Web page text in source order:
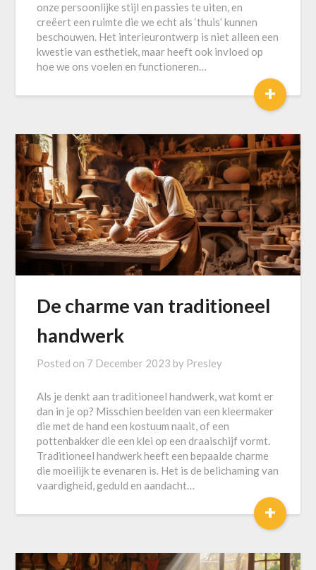
onze persoonlijke stijl en passies te uiten, en
creëert een ruimte die we echt als ‘thuis’ kunnen
beschouwen. Het interieurontwerp is niet alleen een
kwestie van esthetiek, maar heeft ook invloed op
hoe we ons voelen en functioneren…
+
De charme van traditioneel
handwerk
Posted on 7 December 2023 by Presley
Als je denkt aan traditioneel handwerk, wat komt er
dan in je op? Misschien beelden van een kleermaker
die met de hand een kostuum naait, of een
pottenbakker die een klei op een draaischijf vormt.
Traditioneel handwerk heeft een bepaalde charme
die moeilijk te evenaren is. Het is de belichaming van
vaardigheid, geduld en aandacht…
+